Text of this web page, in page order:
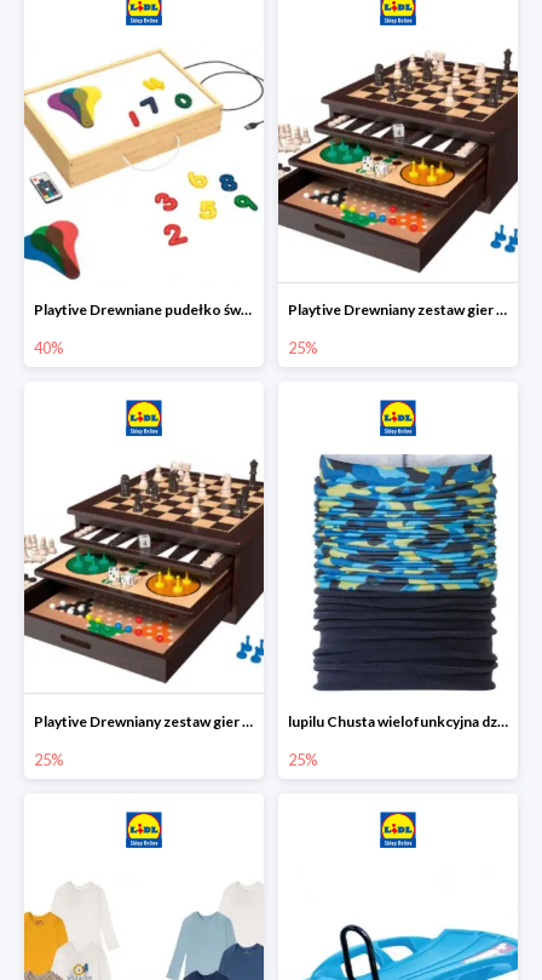
Playtive Drewniane pudełko świetlne MONTESSORI
40%
Playtive Drewniany zestaw gier 10 w 1
25%
Playtive Drewniany zestaw gier 10 w 1
25%
lupilu Chusta wielofunkcyjna dziecięca
25%